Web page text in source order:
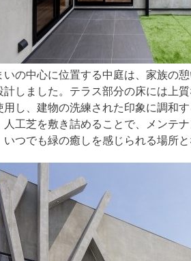
いの中心に位置する中庭は、家族の
計しました。テラス部分の床には上
用し、建物の洗練された印象に調和
人工芝を敷き詰めることで、メンテ
いつでも緑の癒しを感じられる場所と